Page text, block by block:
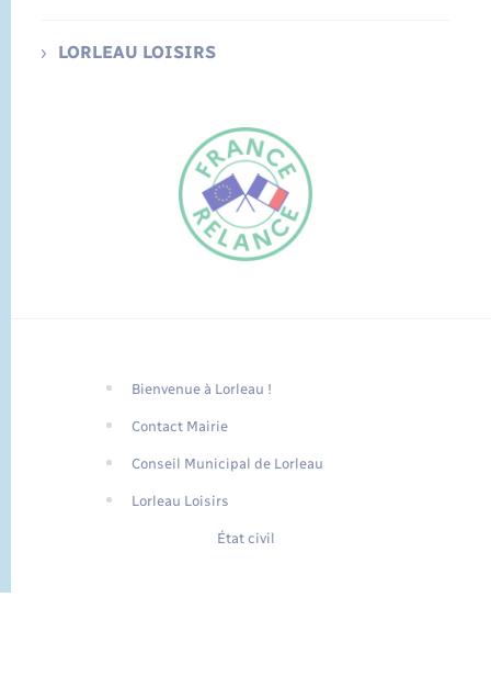
Traduction du
FR
LORLEAU LOISIRS
Bienvenue à Lorleau !
Contact Mairie
Conseil Municipal de Lorleau
Lorleau Loisirs
État civil